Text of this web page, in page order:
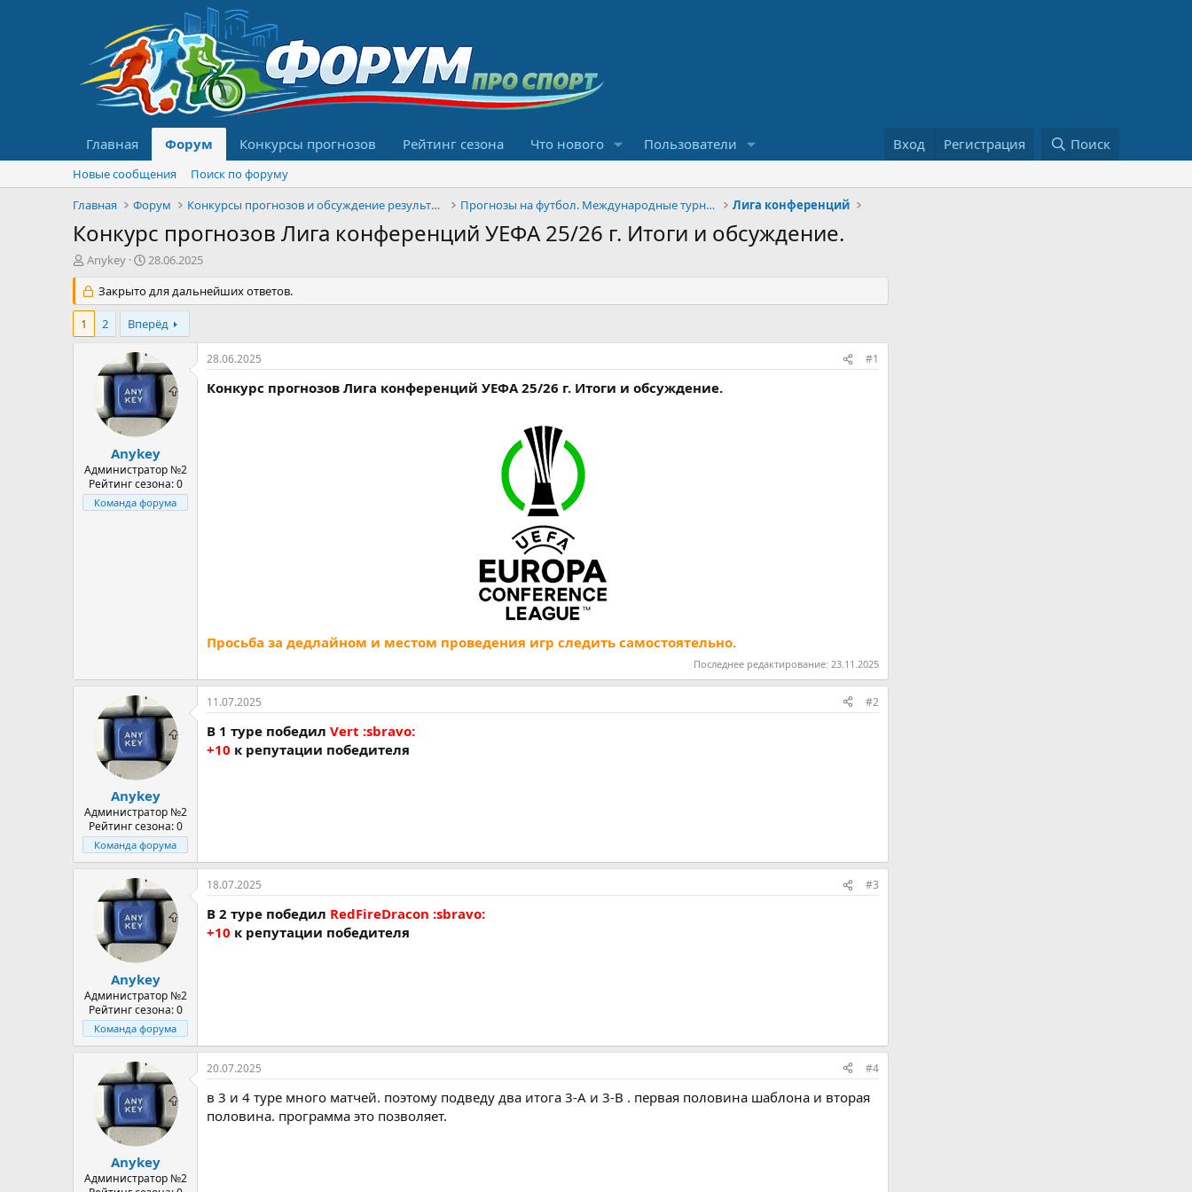
Главная Форум Конкурсы прогнозов Рейтинг сезона Что нового Пользователи Вход Регистрация Поиск
Новые сообщения
Поиск по форуму
Главная
Форум Конкурсы прогнозов и обсуждение результатов Прогнозы на футбол. Международные турниры Лига конференций
Конкурс прогнозов Лига конференций УЕФА 25/26 г. Итоги и обсуждение.
А
т
о
т
Anykey
Д
т
а
н
а
ч
а
л
а
28.06.2025
Закрыто для дальнейших ответов.
1 2 Вперёд
Anykey
Администратор №2
Рейтинг сезона: 0
Команда форума
28.06.2025 #1
Конкурс прогнозов Лига конференций УЕФА 25/26 г. Итоги и обсуждение.
Просьба за дедлайном и местом проведения игр следить самостоятельно.
Последнее редактирование: 23.11.2025
Anykey
Администратор №2
Рейтинг сезона: 0
Команда форума
11.07.2025 #2
В 1 туре победил Vert :sbravo:
+10 к репутации победителя
Anykey
Администратор №2
Рейтинг сезона: 0
Команда форума
18.07.2025 #3
В 2 туре победил RedFireDracon :sbravo:
+10 к репутации победителя
Anykey
Администратор №2
20.07.2025 #4
в 3 и 4 туре много матчей. поэтому подведу два итога 3-А и 3-В . первая половина шаблона и вторая
половина. программа это позволяет.